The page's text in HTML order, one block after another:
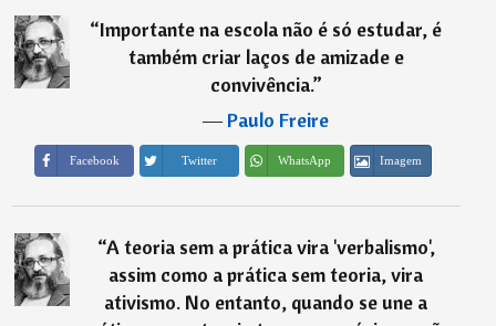
“Importante na escola não é só estudar, é
também criar laços de amizade e
convivência.”
―Paulo Freire
Facebook Twitter WhatsApp Imagem
“A teoria sem a prática vira 'verbalismo',
assim como a prática sem teoria, vira
ativismo. No entanto, quando se une a